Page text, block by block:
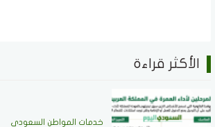
الأكثر قراءة
خدمات المواطن السعودي